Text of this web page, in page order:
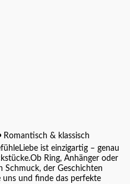
& klassisch
ist einzigartig – genau
Ring, Anhänger oder
Schmuck, der Geschichten
uns und finde das perfekte